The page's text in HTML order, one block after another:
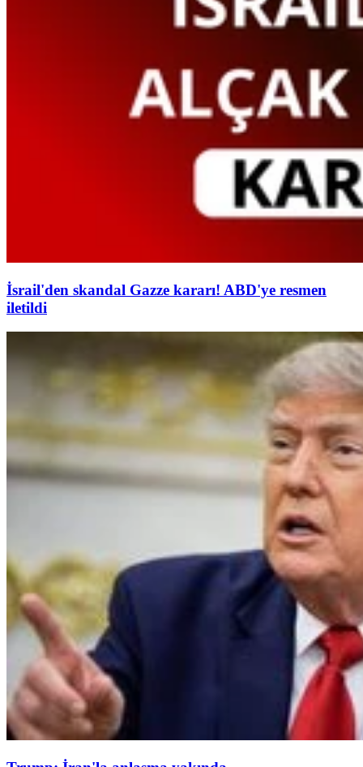
İsrail'den skandal Gazze kararı! ABD'ye resmen
iletildi